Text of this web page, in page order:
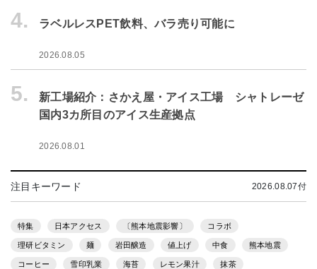
4. ラベルレスPET飲料、バラ売り可能に
2026.08.05
5.
新工場紹介：さかえ屋・アイス工場 シャトレーゼ
国内3カ所目のアイス生産拠点
2026.08.01
注目キーワード 2026.08.07付
特集 日本アクセス 〔熊本地震影響〕 コラボ
理研ビタミン 麺 岩田醸造 値上げ 中食 熊本地震
コーヒー 雪印乳業 海苔 レモン果汁 抹茶